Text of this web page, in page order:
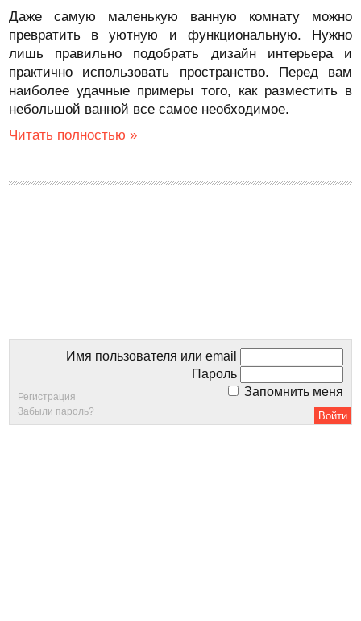
Даже самую маленькую ванную комнату можно
превратить в уютную и функциональную. Нужно
лишь правильно подобрать дизайн интерьера и
практично использовать пространство. Перед вам
наиболее удачные примеры того, как разместить в
небольшой ванной все самое необходимое.
Читать полностью »
Имя пользователя или email
Пароль
Запомнить меня
Регистрация
Забыли пароль?